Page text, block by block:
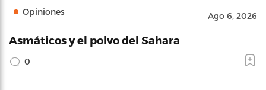
Opiniones Ago 6, 2026
Asmáticos y el polvo del Sahara
0